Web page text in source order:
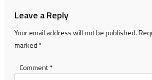
Leave a Reply
Your email address will not be published.
marked *
Comment*